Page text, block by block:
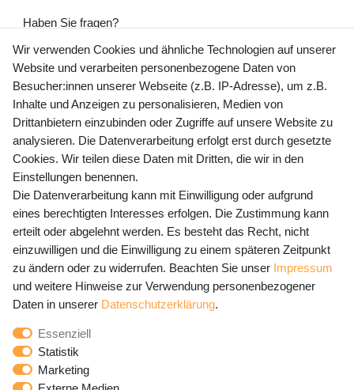
Haben Sie fragen?
+49 (0) 35243 460 400
Mo-Fr 9-15 Uhr
shop@banjado.com
Preisangaben inkl. gesetzl. MwSt. und zzgl. Service- und
Versandkosten
Newsletter Anmeldung - Keine Angebote
mehr verpassen!
E-MAIL **
Newsletter
Honig
Hiermit bestätige ich, dass ich die
gelesen habe. Meine Einwilligung kann ich jederzeit
widerrufen.**
Wir verwenden Cookies und ähnliche Technologien auf unserer
Website und verarbeiten personenbezogene Daten von
Besucher:innen unserer Webseite (z.B. IP-Adresse), um z.B.
Inhalte und Anzeigen zu personalisieren, Medien von
Drittanbietern einzubinden oder Zugriffe auf unsere Website zu
analysieren. Die Datenverarbeitung erfolgt erst durch gesetzte
Cookies. Wir teilen diese Daten mit Dritten, die wir in den
Einstellungen benennen.
Die Datenverarbeitung kann mit Einwilligung oder aufgrund
eines berechtigten Interesses erfolgen. Die Zustimmung kann
erteilt oder abgelehnt werden. Es besteht das Recht, nicht
einzuwilligen und die Einwilligung zu einem späteren Zeitpunkt
zu ändern oder zu widerrufen. Beachten Sie unser Impressum
und weitere Hinweise zur Verwendung personenbezogener
Daten in unserer Daten­schutz­erklärung.
Essenziell
Statistik
Marketing